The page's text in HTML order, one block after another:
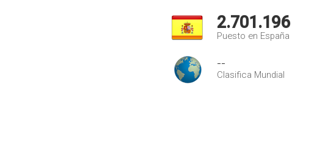
2.701.196
Puesto en España
--
Clasifica Mundial